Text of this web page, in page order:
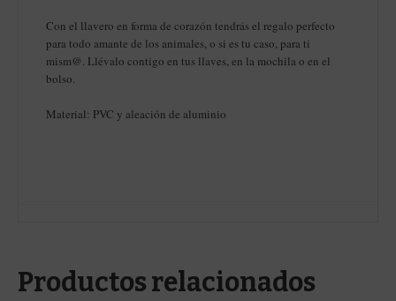
Con el llavero en forma de corazón tendrás el regalo perfecto
para todo amante de los animales, o si es tu caso, para ti
mism@. Llévalo contigo en tus llaves, en la mochila o en el
bolso.
Material: PVC y aleación de aluminio
Productos relacionados